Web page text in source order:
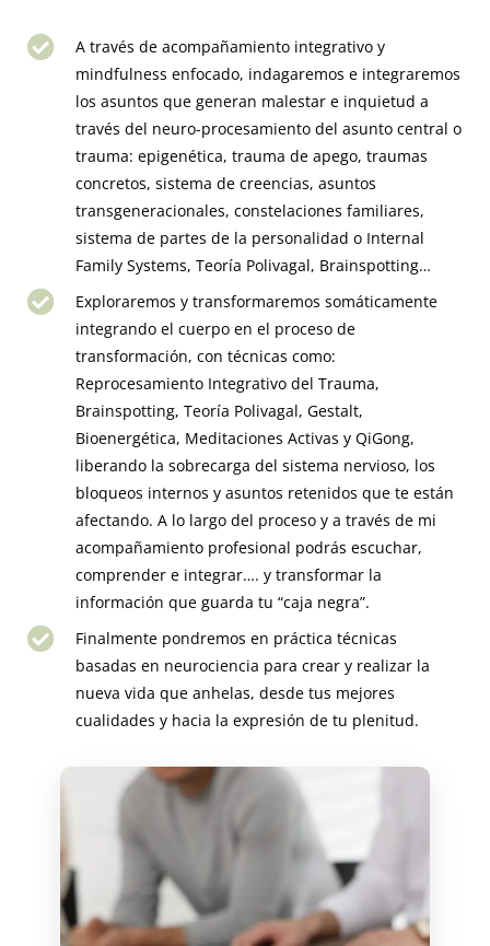
A través de acompañamiento integrativo y
mindfulness enfocado, indagaremos e integraremos
los asuntos que generan malestar e inquietud a
través del neuro-procesamiento del asunto central o
trauma: epigenética, trauma de apego, traumas
concretos, sistema de creencias, asuntos
transgeneracionales, constelaciones familiares,
sistema de partes de la personalidad o Internal
Family Systems, Teoría Polivagal, Brainspotting…
Exploraremos y transformaremos somáticamente
integrando el cuerpo en el proceso de
transformación, con técnicas como:
Reprocesamiento Integrativo del Trauma,
Brainspotting, Teoría Polivagal, Gestalt,
Bioenergética, Meditaciones Activas y QiGong,
liberando la sobrecarga del sistema nervioso, los
bloqueos internos y asuntos retenidos que te están
afectando. A lo largo del proceso y a través de mi
acompañamiento profesional podrás escuchar,
comprender e integrar…. y transformar la
información que guarda tu “caja negra”.
Finalmente pondremos en práctica técnicas
basadas en neurociencia para crear y realizar la
nueva vida que anhelas, desde tus mejores
cualidades y hacia la expresión de tu plenitud.